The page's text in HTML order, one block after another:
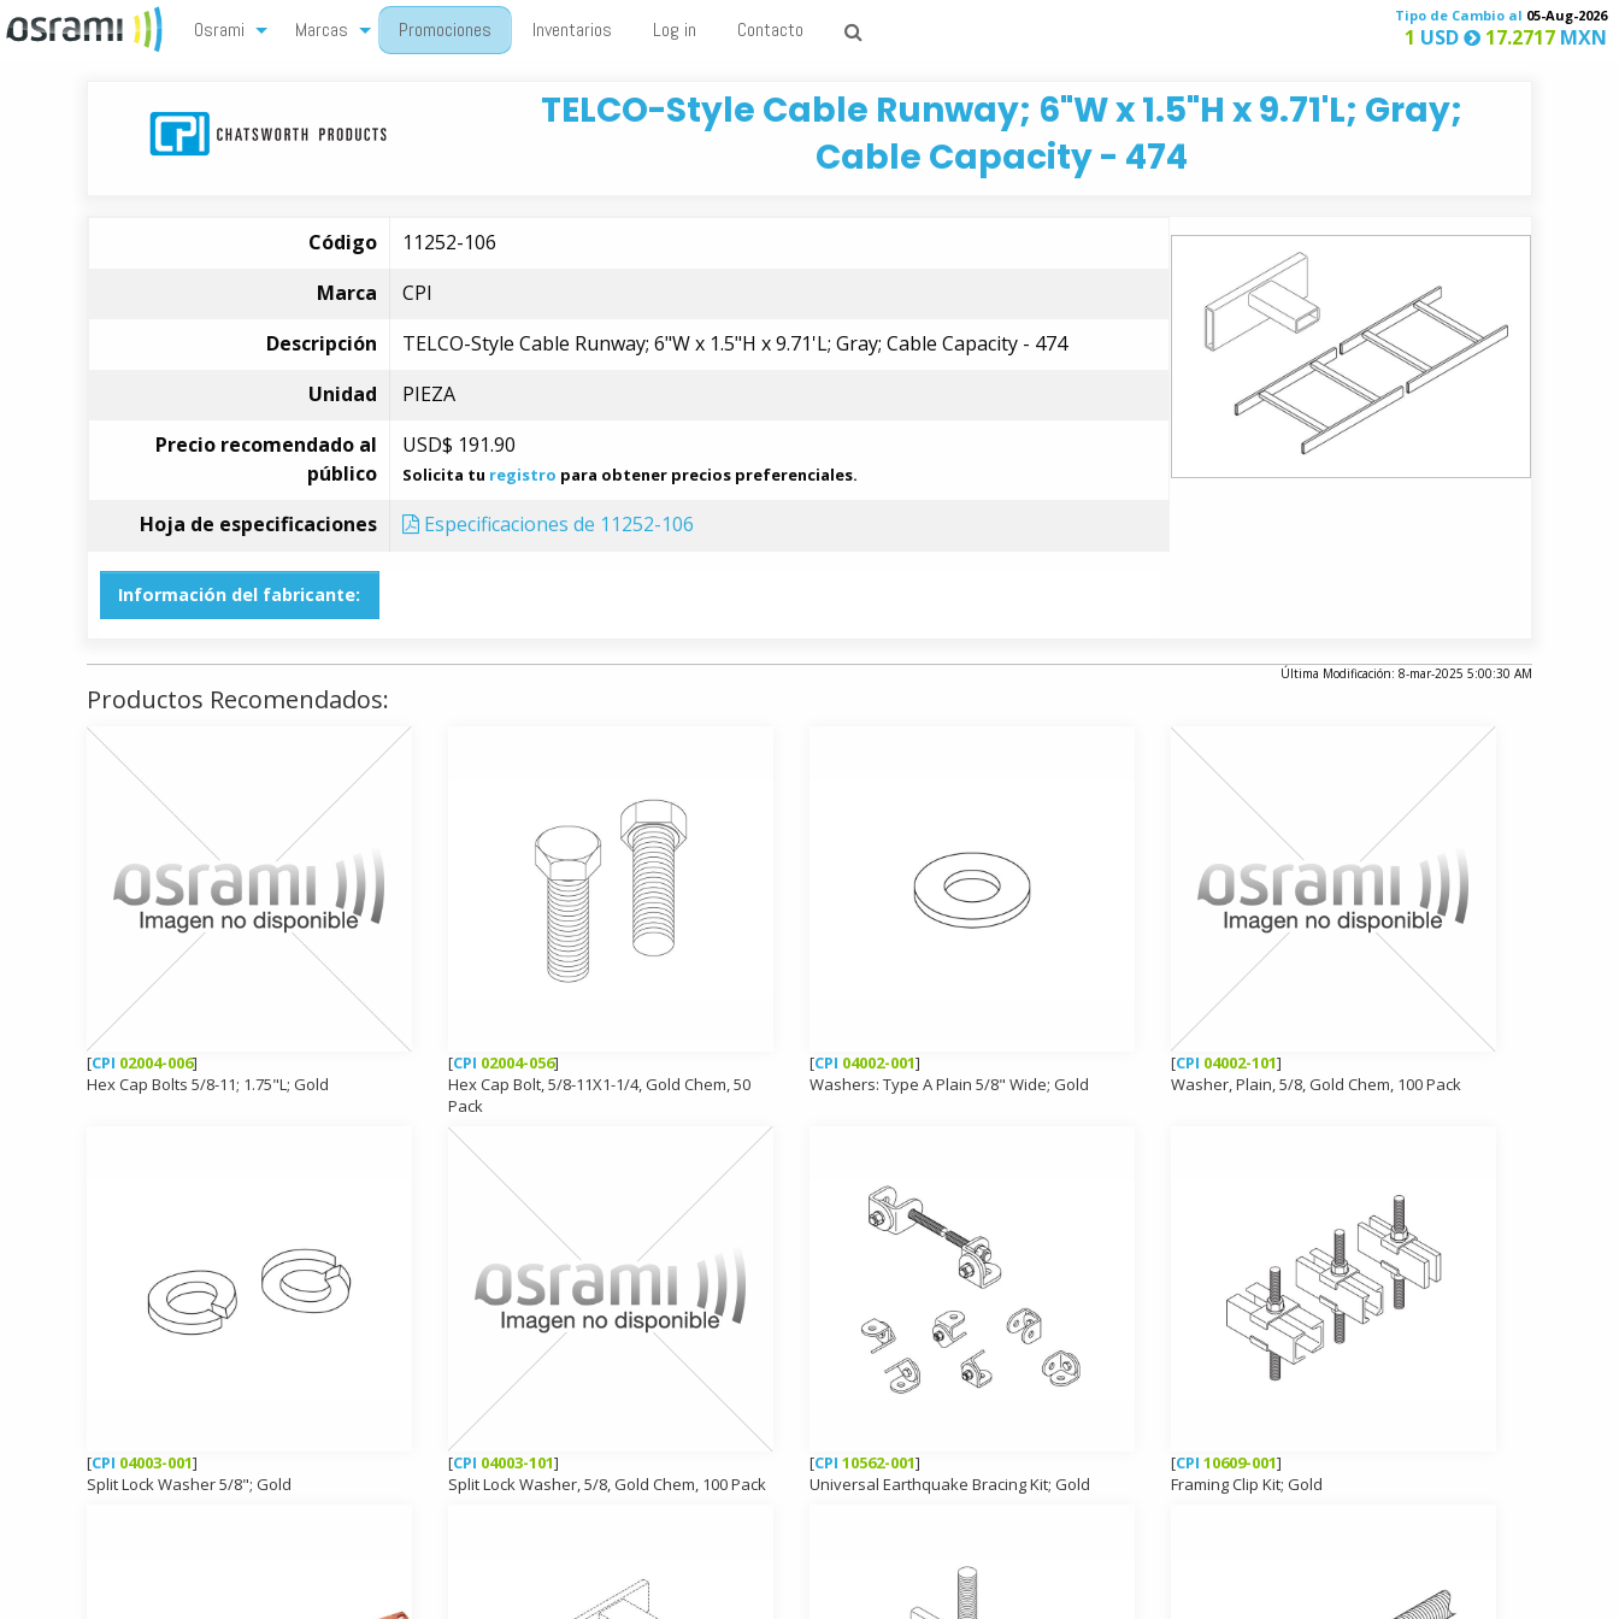
Osrami Marcas Promociones Inventarios Log in Contacto
Tipo de Cambio al 05-Aug-2026
1 USD 17.2717 MXN
TELCO-Style Cable Runway; 6"W x 1.5"H x 9.71'L; Gray;
Cable Capacity - 474
Código
11252-106
Marca
CPI
Descripción
TELCO-Style Cable Runway; 6"W x 1.5"H x 9.71'L; Gray; Cable Capacity - 474
Unidad
PIEZA
Precio recomendado al
público
USD$ 191.90
Solicita tu registro para obtener precios preferenciales.
Hoja de especificaciones Especificaciones de 11252-106
Información del fabricante:
Última Modificación: 8-mar-2025 5:00:30 AM
Productos Recomendados:
[CPI 02004-006]
Hex Cap Bolts 5/8-11; 1.75"L; Gold
[CPI 02004-056]
Hex Cap Bolt, 5/8-11X1-1/4, Gold Chem, 50
Pack
[CPI 04002-001]
Washers: Type A Plain 5/8" Wide; Gold
[CPI 04002-101]
Washer, Plain, 5/8, Gold Chem, 100 Pack
[CPI 04003-001]
Split Lock Washer 5/8"; Gold
[CPI 04003-101]
Split Lock Washer, 5/8, Gold Chem, 100 Pack
[CPI 10562-001]
Universal Earthquake Bracing Kit; Gold
[CPI 10609-001]
Framing Clip Kit; Gold